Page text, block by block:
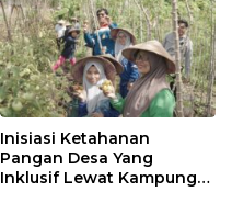
Inisiasi Ketahanan
Pangan Desa Yang
Inklusif Lewat Kampung